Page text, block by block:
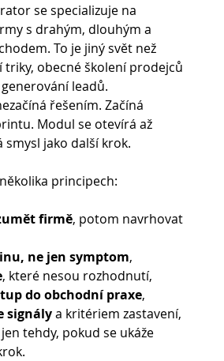
se specializuje na
s drahým, dlouhým a
To je jiný svět než
obecné školení prodejců
leadů.
řešením. Začíná
Modul se otevírá až
smysl jako další krok.
principech:
firmě, potom navrhovat
ne jen symptom,
, které nesou rozhodnutí,
do obchodní praxe,
signály a kritériem zastavení,
tehdy, pokud se ukáže